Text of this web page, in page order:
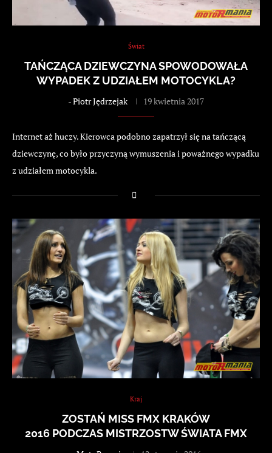
Świat
TAŃCZĄCA DZIEWCZYNA SPOWODOWAŁA
WYPADEK Z UDZIAŁEM MOTOCYKLA?
-Piotr Jędrzejak 19 kwietnia 2017
Internet aż huczy. Kierowca podobno zapatrzył się na tańczącą
dziewczynę, co było przyczyną wymuszenia i poważnego wypadku
z udziałem motocykla.
Kraj
ZOSTAŃ MISS FMX KRAKÓW
2016 PODCZAS MISTRZOSTW ŚWIATA FMX